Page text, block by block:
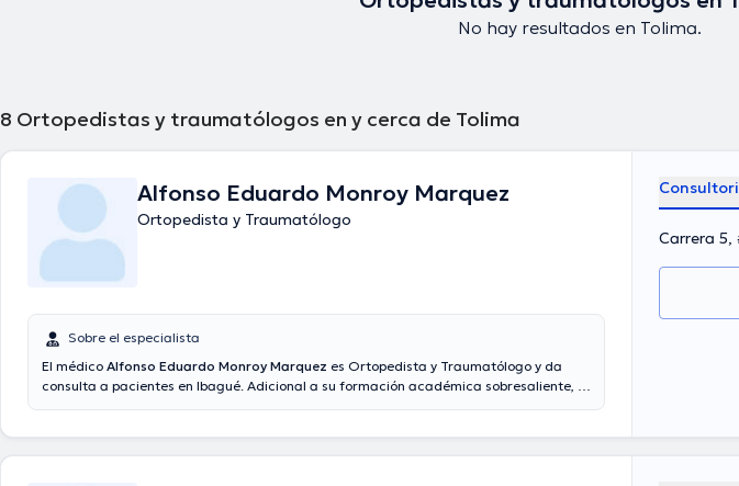
No hay resultados en Tolima.
8 Ortopedistas y traumatólogos en y cerca de Tolima
Alfonso Eduardo Monroy Marquez
Ortopedista y Traumatólogo
Sobre el especialista
El médico Alfonso Eduardo Monroy Marquez es Ortopedista y Traumatólogo y da
consulta a pacientes en Ibagué. Adicional a su formación académica sobresaliente, el
Carrera 5,